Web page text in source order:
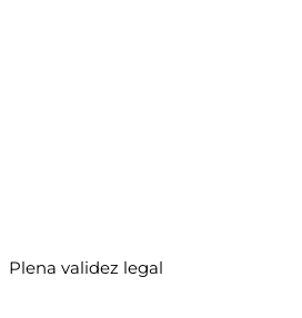
Plena validez legal